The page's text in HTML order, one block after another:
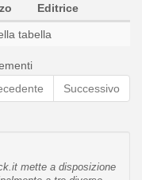
Editrice
tabella
Successivo
mette a disposizione